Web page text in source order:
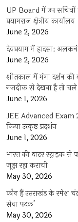
UP Board में उप सचिवों
प्रयागराज क्षेत्रीय कार्यालय
June 2, 2026
देवप्रयाग में हादसा:
June 2, 2026
शीतकाल में गंगा दर्शन की
नजदीक से देखना है तो चले
June 1, 2026
JEE Advanced Exam
किया उत्कृष्ट प्रदर्शन
June 1, 2026
भारत की वाटर स्ट्राइक से
जूझ रहा कराची
May 30, 2026
कौन हैं उत्तराखंड के रमेश चंद्र
सेवा पदक’
May 30, 2026